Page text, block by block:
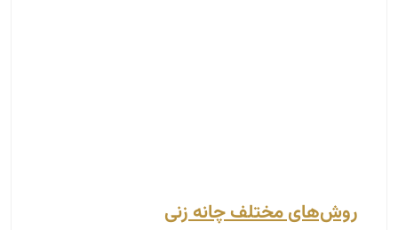
پیشرفت در کسب‌وکار خود استفاده کنید. همان‌طور که